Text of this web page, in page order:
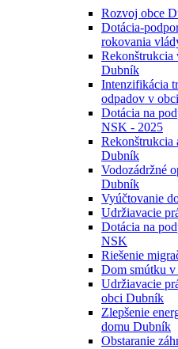
Rozvoj obce
Dotácia-
rokovania
Rekonštrukcia
Dubník
Intenzifikácia
odpadov v
Dotácia na
NSK - 2025
Rekonštrukcia
Dubník
Vodozádržné
Dubník
Vyúčtovanie
Udržiavacie
Dotácia na
NSK
Riešenie
Dom smútku
Udržiavacie
obci Dubník
Zlepšenie
domu Dubník
Obstaranie